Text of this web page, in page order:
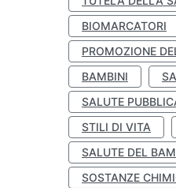
BIOMARCATORI
PROMOZIONE
BAMBINI
SALUTE
STILI DI VITA
SALUTE DEL
SOSTANZE